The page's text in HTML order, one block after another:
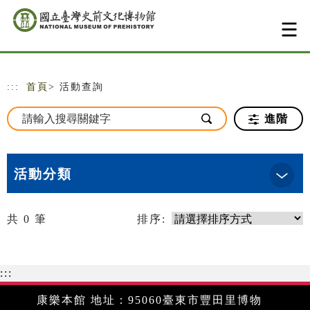
跳到主要內容
網站導覽
::: 首頁 > 活動查詢
進階
活動分類
共 0 筆 排序:
:::
康樂本館 地址：95060臺東市豐田里博物